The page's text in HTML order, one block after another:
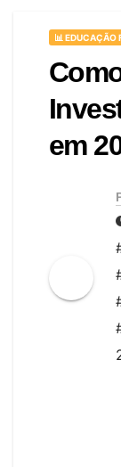
📊 EDUCAÇÃO
em